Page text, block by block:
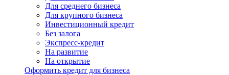
Для среднего бизнеса
Для крупного бизнеса
Инвестиционный кредит
Без залога
Экспресс-кредит
На развитие
На открытие
Оформить кредит для бизнеса